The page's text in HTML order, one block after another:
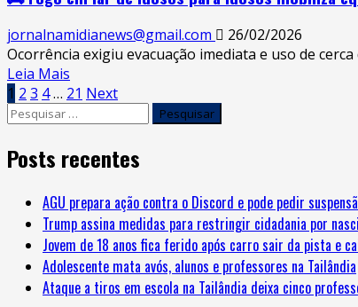
em
Apiúna.
presídio
de
Lages
é
preso
de
detento
em
troca
de
carnes
nobres.
jornalnamidianews@gmail.com
26/02/2026
Ocorrência exigiu evacuação imediata e uso de
Leia Mais
more
about
Fogo
em
de
idosos
para
idosos
mobiliza
Navegação
por
posts
1 2 3 4… 21 Next
Pesquisar
Posts recentes
AGU prepara ação contra o Discord e pode pedir
Trump assina medidas para restringir cidadania por
Jovem de 18 anos fica ferido após carro sair da pista e
Adolescente mata avós, alunos e professores na Tailândia
Ataque a tiros em escola na Tailândia deixa cinco